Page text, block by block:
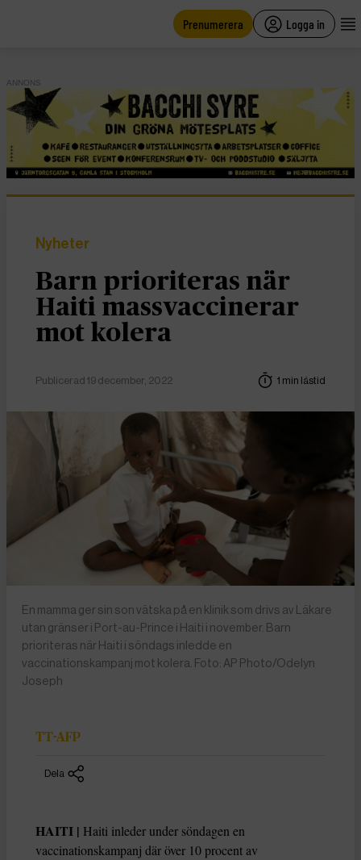
Prenumerera Logga in
ANNONS
Nyheter
Barn prioriteras när
Haiti massvaccinerar
mot kolera
Publicerad 19 december, 2022 1 min lästid
En mamma ger sin son vätska på en klinik som drivs av Läkare
utan gränser i Port-au-Prince i Haiti i november. Barn
prioriteras när Haiti i söndags inledde en
vaccinationskampanj mot kolera. Foto: AP Photo/Odelyn
Joseph
TT-AFP
Dela
HAITI | Haiti inleder under söndagen en
vaccinationskampanj där över 10 procent av